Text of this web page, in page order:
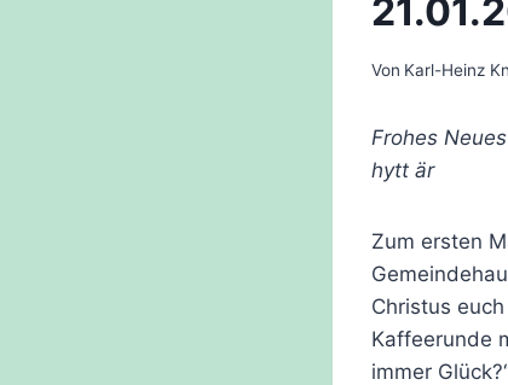
Von Karl-Heinz
Frohes
hytt är
Zum ersten
Christus
Kaffeerunde
immer